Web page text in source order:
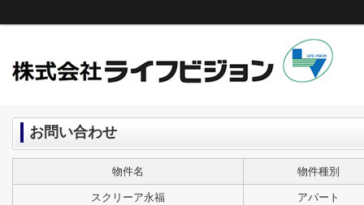
お問い合わせ
物件名 物件種別
スクリーア永福 アパート